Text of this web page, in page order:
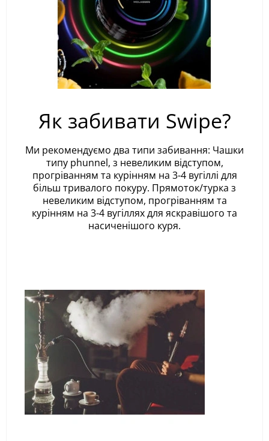
Як забивати Swipe?
Ми рекомендуємо два типи забивання: Чашки
типу phunnel, з невеликим відступом,
прогріванням та курінням на 3-4 вугіллі для
більш тривалого покуру. Прямоток/турка з
невеликим відступом, прогріванням та
курінням на 3-4 вугіллях для яскравішого та
насиченішого куря.